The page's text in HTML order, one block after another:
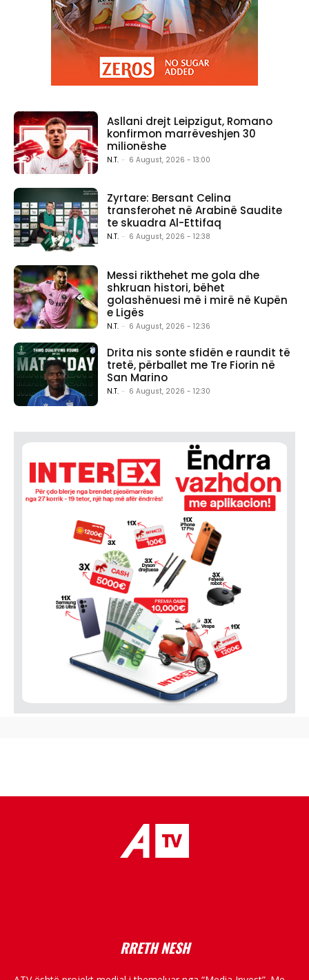
Asllani drejt Leipzigut, Romano
konfirmon marrëveshjen 30
milionëshe
N.T. - 6 August, 2026 - 13:00
Zyrtare: Bersant Celina
transferohet në Arabinë Saudite
te skuadra Al-Ettifaq
N.T. - 6 August, 2026 - 12:38
Messi rikthehet me gola dhe
shkruan histori, bëhet
golashënuesi më i mirë në Kupën
e Ligës
N.T. - 6 August, 2026 - 12:36
Drita nis sonte sfidën e raundit të
tretë, përballet me Tre Fiorin në
San Marino
N.T. - 6 August, 2026 - 12:30
RRETH NESH